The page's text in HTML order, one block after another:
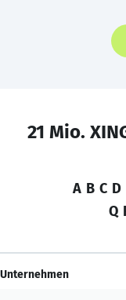
21 Mio.
A B C D
Q
Unternehmen